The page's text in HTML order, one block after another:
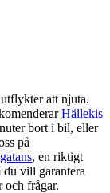
att njuta.
Hällekis
bort i bil, eller
på
, en riktigt
vill garantera
och frågar.